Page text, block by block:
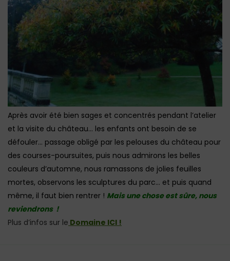
Après avoir été bien sages et concentrés pendant l’atelier
et la visite du château… les enfants ont besoin de se
défouler… passage obligé par les pelouses du château pour
des courses-poursuites, puis nous admirons les belles
couleurs d’automne, nous ramassons de jolies feuilles
mortes, observons les sculptures du parc… et puis quand
même, il faut bien rentrer ! Mais une chose est sûre, nous
reviendrons !
Plus d’infos sur le Domaine ICI !